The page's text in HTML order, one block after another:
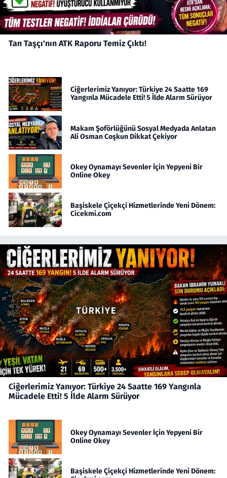
Tan Taşçı'nın ATK Raporu Temiz Çıktı!
Ciğerlerimiz Yanıyor: Türkiye 24 Saatte 169
Yangınla Mücadele Etti! 5 İlde Alarm Sürüyor
Makam Şoförlüğünü Sosyal Medyada Anlatan
Ali Osman Coşkun Dikkat Çekiyor
Okey Oynamayı Sevenler İçin Yepyeni Bir
Online Okey
Başiskele Çiçekçi Hizmetlerinde Yeni Dönem:
Cicekmi.com
Ciğerlerimiz Yanıyor: Türkiye 24 Saatte 169 Yangınla
Mücadele Etti! 5 İlde Alarm Sürüyor
Okey Oynamayı Sevenler İçin Yepyeni Bir
Online Okey
Başiskele Çiçekçi Hizmetlerinde Yeni Dönem: